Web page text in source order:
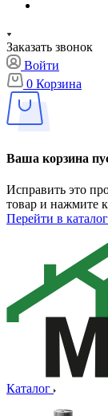
Заказать звонок
Войти
0 Корзина
Ваша корзина
Исправить это
товар и нажмите
Перейти в каталог
Каталог